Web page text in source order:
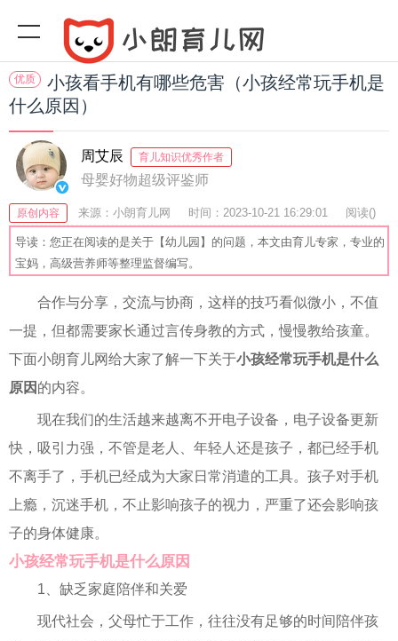
优质
小孩看手机有哪些危害（小孩经常玩手机是
什么原因）
周艾辰 育儿知识优秀作者
母婴好物超级评鉴师
原创内容 来源：小朗育儿网 时间：2023-10-21 16:29:01 阅读()
收藏：53 分享：77 爆
导读：您正在阅读的是关于【幼儿园】的问题，本文由育儿专家，专业的
宝妈，高级营养师等整理监督编写。
合作与分享，交流与协商，这样的技巧看似微小，不值
一提，但都需要家长通过言传身教的方式，慢慢教给孩童。
下面小朗育儿网给大家了解一下关于小孩经常玩手机是什么
原因 的内容。
现在我们的生活越来越离不开电子设备，电子设备更新
快，吸引力强，不管是老人、年轻人还是孩子，都已经手机
不离手了，手机已经成为大家日常消遣的工具。孩子对手机
上瘾，沉迷手机，不止影响孩子的视力，严重了还会影响孩
子的身体健康。
小孩经常玩手机是什么原因
1、缺乏家庭陪伴和关爱
现代社会，父母忙于工作，往往没有足够的时间陪伴孩